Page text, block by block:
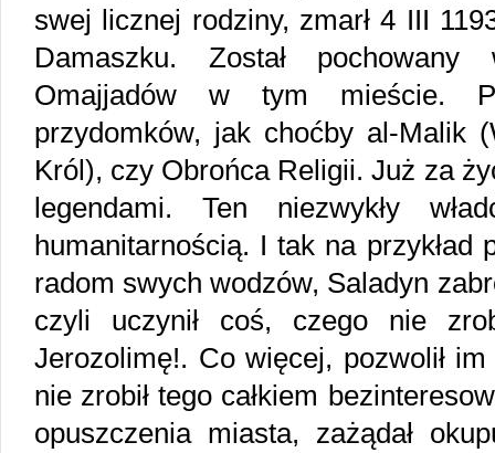
swej licznej rodziny, zmarł 4 III
Damaszku. Został
Omajjadów w tym mieście.
przydomków, jak choćby al-Malik
Król), czy Obrońca Religii. Już za
legendami. Ten niezwykły
humanitarnością. I tak na przykład
radom swych wodzów, Saladyn
czyli uczynił coś, czego nie
Jerozolimę!. Co więcej, pozwolił
nie zrobił tego całkiem
opuszczenia miasta, zażądał